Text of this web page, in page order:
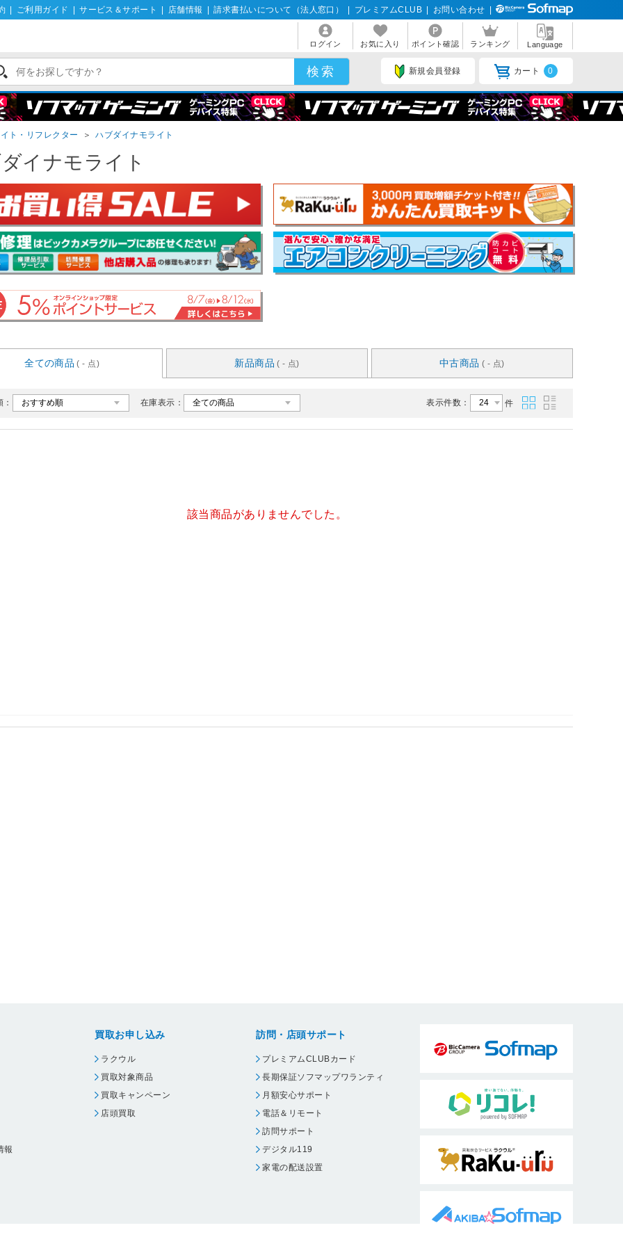
ご利用ガイド サービス＆サポート 店舗情報 請求書払いについて（法人窓口） プレミアムCLUB お問い合わせ
ログイン お気に入り ポイント確認 ランキング Language
新規会員登録 カート 0
ト・リフレクター ＞ ハブダイナモライト
イナモライト
全ての商品 ( - 点) 新品商品 ( - 点) 中古商品 ( - 点)
在庫表示： 表示件数： 件
該当商品がありませんでした。
報
買取お申し込み
ラクウル
買取対象商品
買取キャンペーン
店頭買取
訪問・店頭サポート
プレミアムCLUBカード
長期保証ソフマップワランティ
月額安心サポート
電話＆リモート
訪問サポート
デジタル119
家電の配送設置